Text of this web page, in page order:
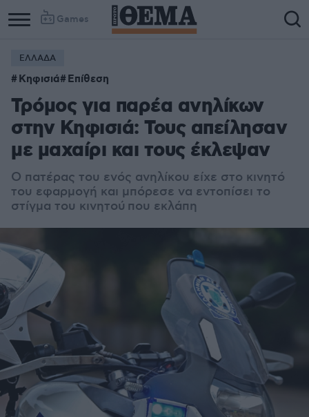
Games
ΕΛΛΑΔΑ
Κηφισιά Επίθεση
Τρόμος για παρέα ανηλίκων
στην Κηφισιά: Τους απείλησαν
με μαχαίρι και τους έκλεψαν
Ο πατέρας του ενός ανηλίκου είχε στο κινητό
του εφαρμογή και μπόρεσε να εντοπίσει το
στίγμα του κινητού που εκλάπη